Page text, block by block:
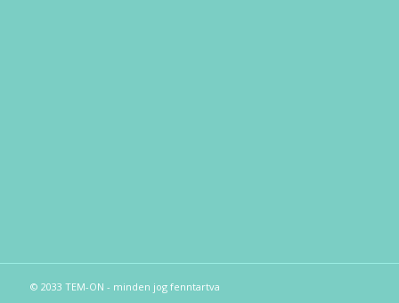
© 2033 TEM-ON - minden jog fenntartva